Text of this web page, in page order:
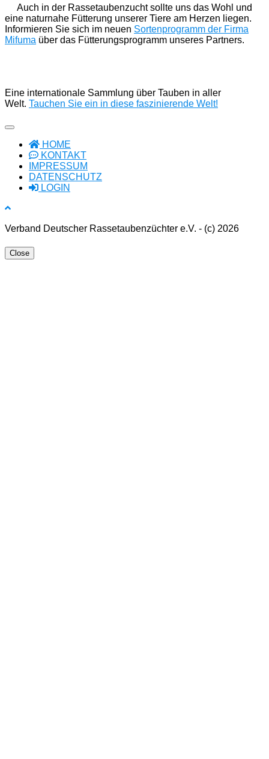
Auch in der Rassetaubenzucht sollte uns das Wohl und
eine naturnahe Fütterung unserer Tiere am Herzen liegen.
Informieren Sie sich im neuen Sortenprogramm der Firma
Mifuma über das Fütterungsprogramm unseres Partners.
Eine internationale Sammlung über Tauben in aller
Welt. Tauchen Sie ein in diese faszinierende Welt!
HOME
KONTAKT
IMPRESSUM
DATENSCHUTZ
LOGIN
Verband Deutscher Rassetaubenzüchter e.V. - (c) 2026
Close